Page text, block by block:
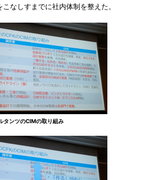
なしすまでに社内体制を整えた。
タンツのCIMの取り組み